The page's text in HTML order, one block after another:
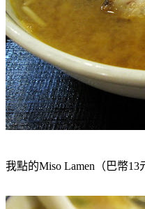
我點的Miso Lamen（巴幣13